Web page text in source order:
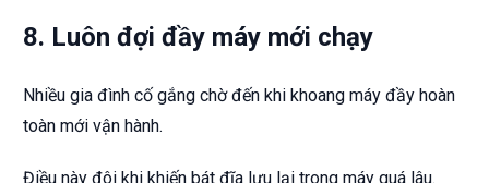
8. Luôn đợi đầy máy mới chạy
Nhiều gia đình cố gắng chờ đến khi khoang máy đầy hoàn
toàn mới vận hành.
Điều này đôi khi khiến bát đĩa lưu lại trong máy quá lâu.